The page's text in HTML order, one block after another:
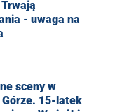
- uwaga na
sceny w
15-latek